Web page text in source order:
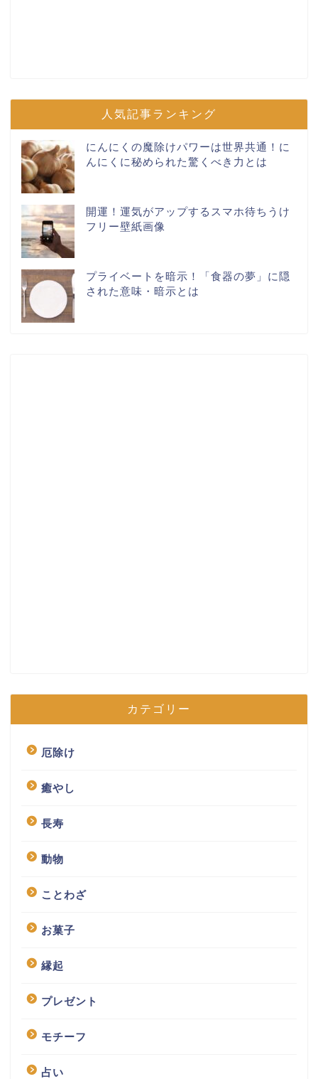
人気記事ランキング
にんにくの魔除けパワーは世界共通！に
んにくに秘められた驚くべき力とは
開運！運気がアップするスマホ待ちうけ
フリー壁紙画像
プライベートを暗示！「食器の夢」に隠
された意味・暗示とは
カテゴリー
厄除け
癒やし
長寿
動物
ことわざ
お菓子
縁起
プレゼント
モチーフ
占い